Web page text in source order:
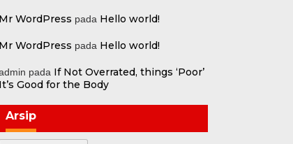
Mr WordPress pada Hello world!
Mr WordPress pada Hello world!
pada If Not Overrated, things ‘Poor’
It’s Good for the Body
Arsip